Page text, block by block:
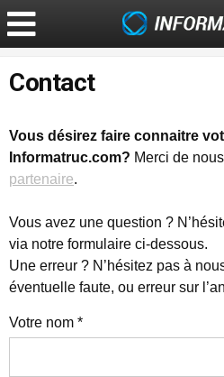
Contact
Vous désirez faire connaitre
Informatruc.com? Merci de
partenaire.
Vous avez une question ?
via notre formulaire ci-dessous.
Une erreur ? N’hésitez pas à
éventuelle faute, ou erreur sur
Votre nom *